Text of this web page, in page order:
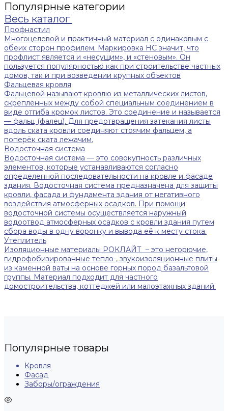
Популярные категории
Весь каталог
Профнастил
Многоцелевой и практичный материал с одинаковым с
обеих сторон профилем. Маркировка НС значит, что
профлист является и «несущим», и «стеновым». Он
пользуется популярностью как при строительстве частных
домов, так и при возведении крупных объектов
Фальцевая кровля
Фальцевой называют кровлю из металлических листов,
скреплённых между собой специальным соединением в
виде отгиба кромок листов. Это соединение и называется
— фальц (фалец). Для предотвращения затекания листы
вдоль ската кровли соединяют стоячим фальцем, а
поперёк ската лежачим.
Водосточная система
Водосточная система — это совокупность различных
элементов, которые устанавливаются согласно
определенной последовательности на кровле и фасаде
здания. Водосточная система предназначена для защиты
кровли, фасада и фундамента здания от негативного
воздействия атмосферных осадков. При помощи
водосточной системы осуществляется наружный
водоотвод атмосферных осадков с кровли здания путем
сбора воды в одну воронку и вывода её к месту стока.
Утеплитель
Изоляционные материалы РОКЛАЙТ – это негорючие,
гидрофобизированные тепло-, звукоизоляционные плиты
из каменной ваты на основе горных пород базальтовой
группы. Материал подходит для частного
домостроительства, коттеджей или малоэтажных зданий.
Популярные товары
Кровля
Фасад
Заборы/ограждения